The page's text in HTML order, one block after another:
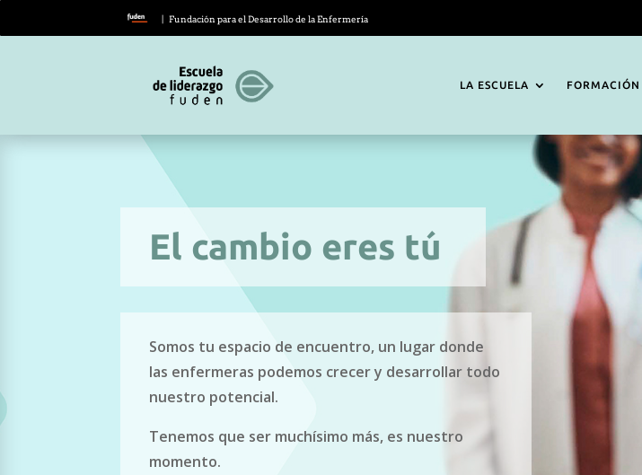
| Fundación para el Desarrollo de la Enfermería
LA ESCUELA FORMACIÓN
El cambio eres tú
Somos tu espacio de encuentro, un lugar donde
las enfermeras podemos crecer y desarrollar todo
nuestro potencial.
Tenemos que ser muchísimo más, es nuestro
momento.